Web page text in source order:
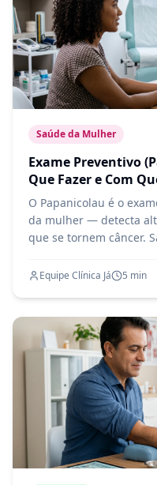
Saúde da Mulher
Exame Preventivo
Que Fazer e Com
O Papanicolau é o
da mulher — detecta
que se tornem câncer.
Equipe Clínica Já 5 min